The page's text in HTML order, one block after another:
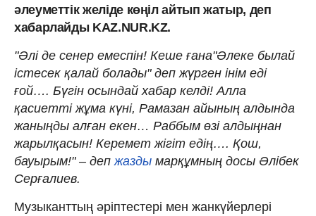
әлеуметтік желіде көңіл айтып жатыр, деп
хабарлайды KAZ.NUR.KZ.
"Әлі де сенер емеспін! Кеше ғана"Әлеке былай
істесек қалай болады" деп жүрген інім еді
ғой…. Бүгін осындай хабар келді! Алла
қасиетті жұма күні, Рамазан айының алдында
жаныңды алған екен… Раббым өзі алдыңнан
жарылқасын! Керемет жігіт едің…. Қош,
бауырым!" – деп жазды марқұмның досы Әлібек
Серғалиев.
Музыканттың әріптестері мен жанкүйерлері